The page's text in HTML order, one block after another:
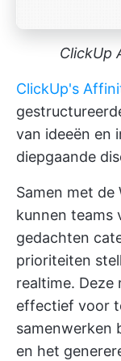
ClickUp
ClickUp's
van ideeën en
diepgaande
Samen met
kunnen teams
gedachten
prioriteiten
realtime. Deze
effectief voor
samenwerken
en het